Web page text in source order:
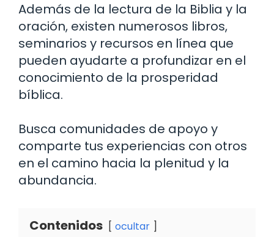
Además de la lectura de la Biblia y la
oración, existen numerosos libros,
seminarios y recursos en línea que
pueden ayudarte a profundizar en el
conocimiento de la prosperidad
bíblica.
Busca comunidades de apoyo y
comparte tus experiencias con otros
en el camino hacia la plenitud y la
abundancia.
Contenidos ocultar